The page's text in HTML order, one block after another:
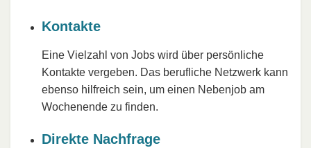
Kontakte
Eine Vielzahl von Jobs wird über persönliche
Kontakte vergeben. Das berufliche Netzwerk kann
ebenso hilfreich sein, um einen Nebenjob am
Wochenende zu finden.
Direkte Nachfrage